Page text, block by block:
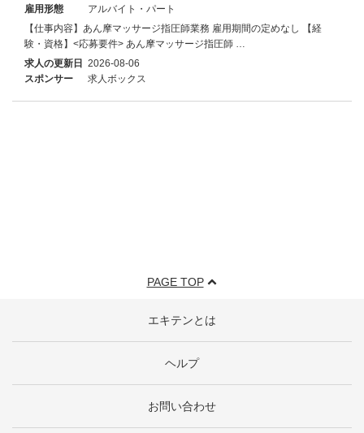
雇用形態
アルバイト・パート
【仕事内容】あん摩マッサージ指圧師業務 雇用期間の定めなし 【経
験・資格】<応募要件> あん摩マッサージ指圧師 …
求人の更新日 2026-08-06
スポンサー
求人ボックス
PAGE TOP
エキテンとは
ヘルプ
お問い合わせ